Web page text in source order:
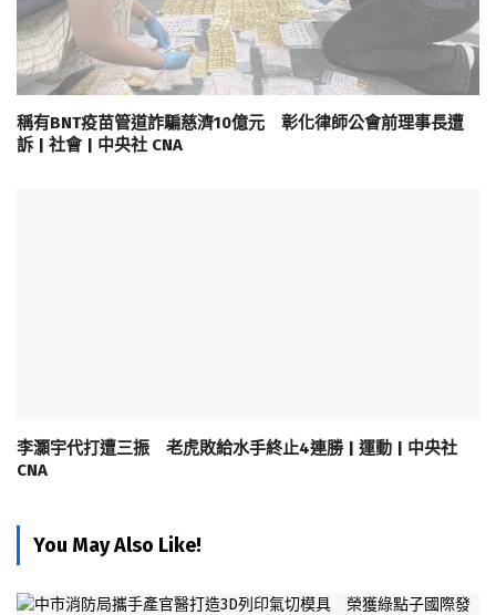
稱有BNT疫苗管道詐騙慈濟10億元 彰化律師公會前理事長遭
訴 | 社會 | 中央社 CNA
李灝宇代打遭三振 老虎敗給水手終止4連勝 | 運動 | 中央社
CNA
You May Also Like!